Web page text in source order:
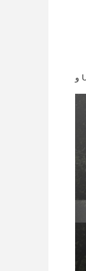
والمتساوي. مثالية للبيئات التجارية مثل المتاجر البقالية ومواقف السيارات،يتضمن خيارات التثبيت مثل ملحقات الحذاء والخلايا الضوئيةمعتمد على UL و